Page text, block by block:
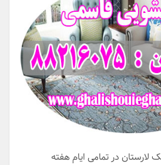
لارستان در تمامی ایام هفته